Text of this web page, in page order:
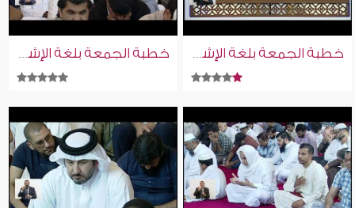
خطبة الجمعة بلغة الإشارة للصم | 28-11-2025 خطبة الجمعة بلغة الإشارة للصم | 9-1-2026